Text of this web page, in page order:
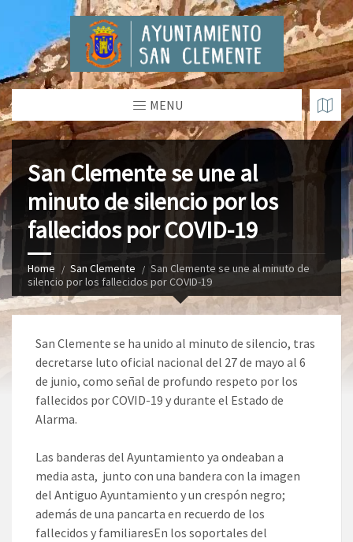
MENU
San Clemente se une al
minuto de silencio por los
fallecidos por COVID-19
Home San Clemente
San Clemente se une al minuto de
silencio por los fallecidos por COVID-19
San Clemente se ha unido al minuto de silencio, tras
decretarse luto oficial nacional del 27 de mayo al 6
de junio, como señal de profundo respeto por los
fallecidos por COVID-19 y durante el Estado de
Alarma.
Las banderas del Ayuntamiento ya ondeaban a
media asta, junto con una bandera con la imagen
del Antiguo Ayuntamiento y un crespón negro;
además de una pancarta en recuerdo de los
fallecidos y familiaresEn los soportales del